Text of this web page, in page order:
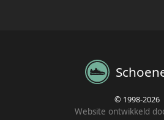
© 1998-2026
Website ontwikkeld